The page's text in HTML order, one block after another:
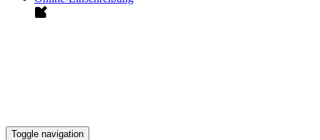
Toggle navigation